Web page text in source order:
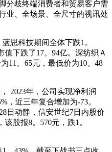
分歧终端消费者和贸易客户需
业、全场景、全尺寸的视讯处
科技期间全体下跌1。
值下跌了17。94亿。深纺织Ａ
11。65元，最低价为10。48
2023年，公司实现净利润
，近三年复合增加为-73。
日动静，信安世纪7日内股价
股报8。570元，跌1。